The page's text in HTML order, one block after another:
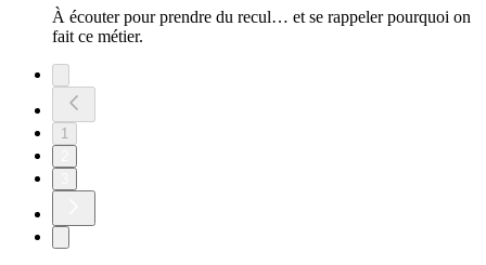
À écouter pour prendre du recul… et se rappeler pourquoi on
fait ce métier.
1